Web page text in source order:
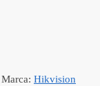
Marca: Hikvision